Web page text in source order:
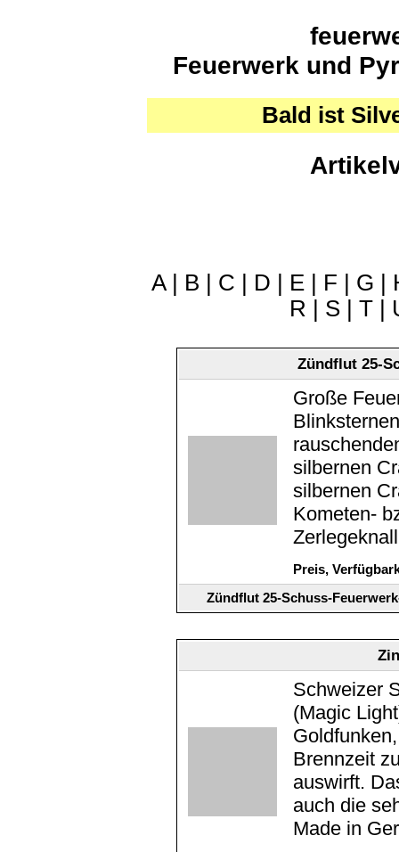
Feuerwerk und
Bald ist
A| B C D E| F G
R
S| T|
Zündflut 25-
Große
silbernen
silbernen
Kometen-
Preis,
Zündflut 25-Schuss-
Schweizer
(Magic
Brennzeit
auswirft.
auch die
Made in